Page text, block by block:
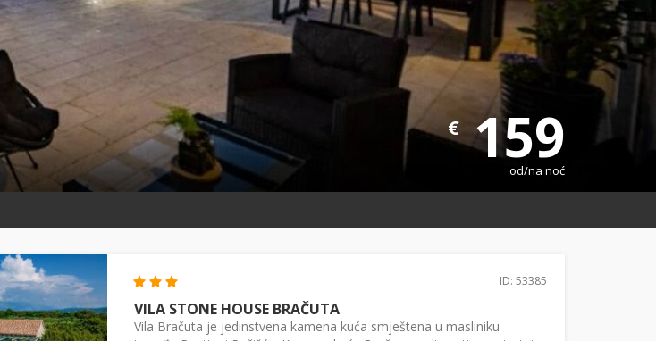
€159
od/na noć
ID: 53385
VILA STONE HOUSE BRAČUTA
Vila Bračuta je jedinstvena kamena kuća smještena u masliniku